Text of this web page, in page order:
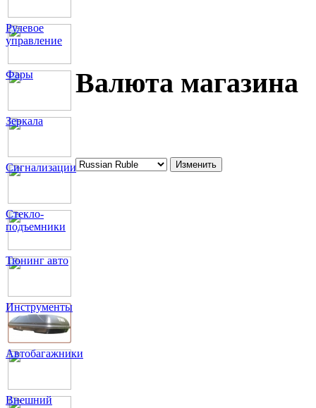
Рулевое
управление
Фары
Зеркала
Сигнализации
Стекло-
подъемники
Тюнинг авто
Инструменты
Автобагажники
Внешний
Валюта магазина